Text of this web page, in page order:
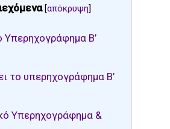
[απόκρυψη]
Υπερηχογράφημα Β’
το υπερηχογράφημα Β’
Υπερηχογράφημα &